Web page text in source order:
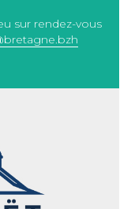
sur rendez-vous